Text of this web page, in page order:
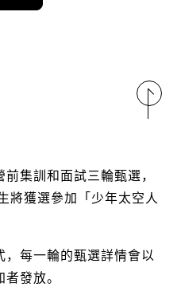
集訓和面試三輪甄選，
將獲選參加「少年太空人
，每一輪的甄選詳情會以
發放。